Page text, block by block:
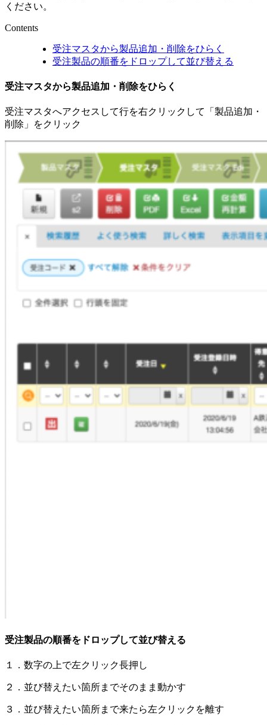
ください。
Contents
受注マスタから製品追加・削除をひらく
受注製品の順番をドロップして並び替える
受注マスタから製品追加・削除をひらく
受注マスタへアクセスして行を右クリックして「製品追加・
削除」をクリック
受注製品の順番をドロップして並び替える
１．数字の上で左クリック長押し
２．並び替えたい箇所までそのまま動かす
３．並び替えたい箇所まで来たら左クリックを離す